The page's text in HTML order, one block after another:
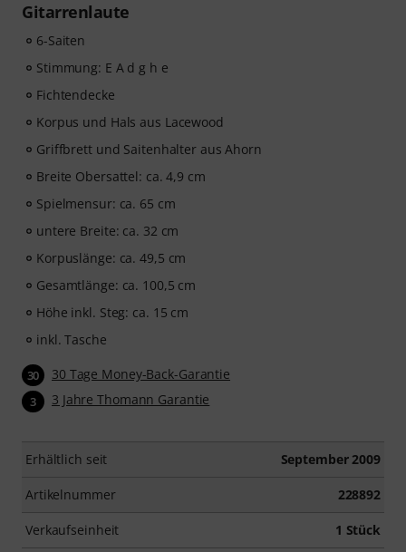
Gitarrenlaute
6-Saiten
Stimmung: E A d g h e
Fichtendecke
Korpus und Hals aus Lacewood
Griffbrett und Saitenhalter aus Ahorn
Breite Obersattel: ca. 4,9 cm
Spielmensur: ca. 65 cm
untere Breite: ca. 32 cm
Korpuslänge: ca. 49,5 cm
Gesamtlänge: ca. 100,5 cm
Höhe inkl. Steg: ca. 15 cm
inkl. Tasche
30 30 Tage Money-Back-Garantie
3 3 Jahre Thomann Garantie
Erhältlich seit September 2009
Artikelnummer 228892
Verkaufseinheit 1 Stück